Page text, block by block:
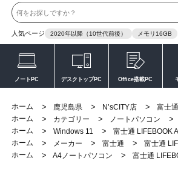
人気ページ 2020年以降（10世代前後） メモリ16GB
ノートPC デスクトップPC Office搭載PC
ホーム > 鹿児島県 > N’sCITY店 >
富士
ホーム
> カテゴリー > ノートパソコン >
ホーム
> Windows 11 >
富士通 LIFEBOOK
ホーム
> メーカー > 富士通 >
富士通
ホーム
> A4ノートパソコン > 富士通